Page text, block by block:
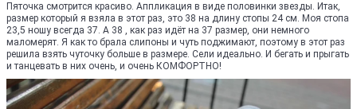
Пяточка смотрится красиво. Аппликация в виде половинки звезды. Итак,
размер который я взяла в этот раз, это 38 на длину стопы 24 см. Моя стопа
23,5 ношу всегда 37. А 38 , как раз идёт на 37 размер, они немного
маломерят. Я как то брала слипоны и чуть поджимают, поэтому в этот раз
решила взять чуточку больше в размере. Сели идеально. И бегать и прыгать
и танцевать в них очень, и очень КОМФОРТНО!